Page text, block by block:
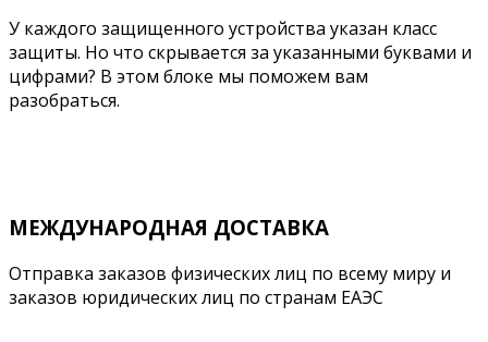
У каждого защищенного устройства указан класс
защиты. Но что скрывается за указанными буквами и
цифрами? В этом блоке мы поможем вам
разобраться.
МЕЖДУНАРОДНАЯ ДОСТАВКА
Отправка заказов физических лиц по всему миру и
заказов юридических лиц по странам ЕАЭС